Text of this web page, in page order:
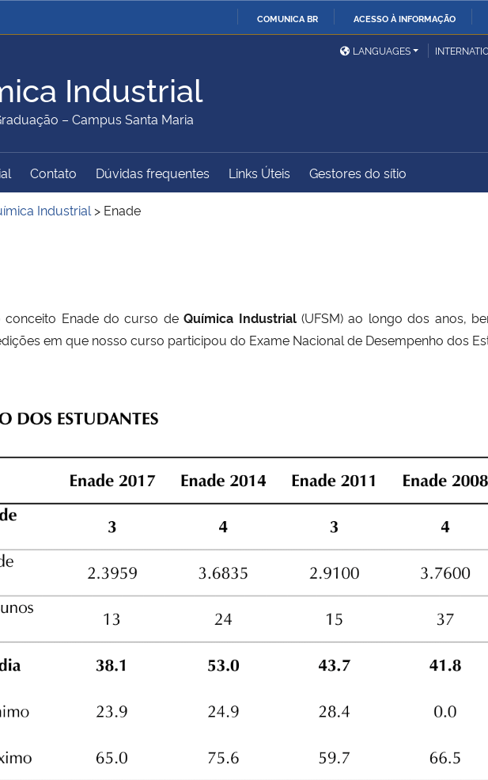
COMUNICA BR ACESSO À INFORMAÇÃO
Ministério da Justiça e
Ministério da Defesa
Ministério das Relações
Exteriores
Ministério da Educação Ministério da Cidadania
Ministério do Turismo
Ministério do
Controladoria-Geral da
LANGUAGES
Industrial
– Campus Santa Maria
do SítioContato Dúvidas frequentes Links Úteis Gestores do sítio
Industrial > Enade
conceito Enade do curso deQuímica Industrial(UFSM) ao longo dos anos,
em que nosso curso participou do Exame Nacional de Desempenho dos